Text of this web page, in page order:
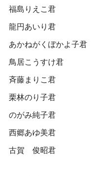
福島りえこ君
龍円あいり君
あかねがくぼかよ子君
鳥居こうすけ君
斉藤まりこ君
栗林のり子君
のがみ純子君
西郷あゆ美君
古賀 俊昭君